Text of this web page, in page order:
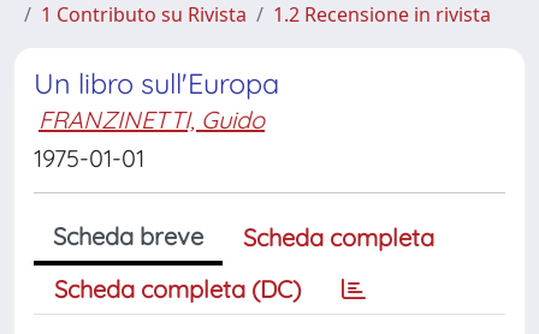
1 Contributo su Rivista
1.2 Recensione in rivista
Un libro sull'Europa
FRANZINETTI, Guido
1975-01-01
Scheda breve
Scheda completa
Scheda completa (DC)